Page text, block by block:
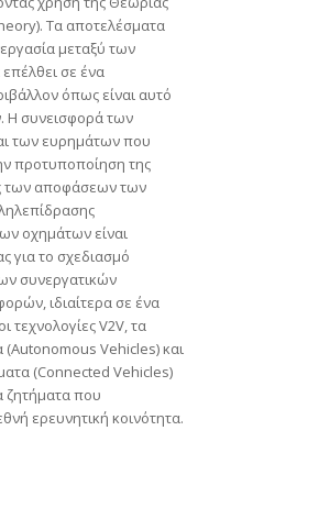
Τα αποτελέσματα
μεταξύ των
σε ένα
όπως είναι αυτό
Η συνεισφορά των
των ευρημάτων που
προτυποποίηση της
των αποφάσεων των
οχημάτων είναι
για το σχεδιασμό
συνεργατικών
ιδιαίτερα σε ένα
τεχνολογίες V2V, τα
Vehicles) και
(Connected Vehicles)
ζητήματα που
ερευνητική κοινότητα.